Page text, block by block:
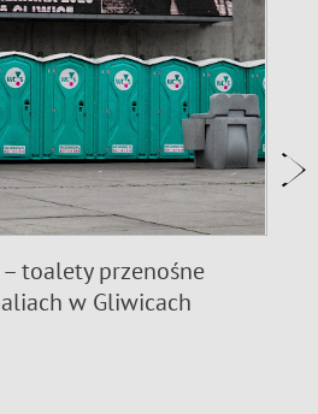
– toalety przenośne
w Gliwicach